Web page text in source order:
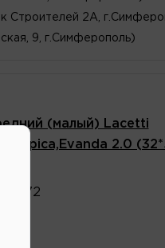
Строителей 2А,
9, г.Симферополь)
(малый) Lacetti
2.0